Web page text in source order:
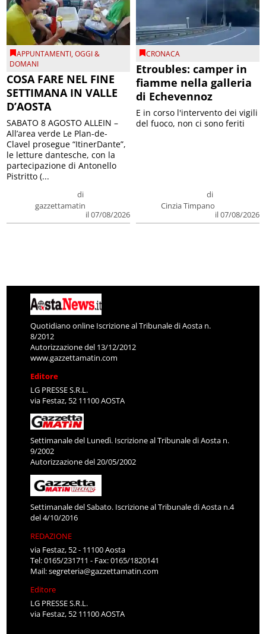
APPUNTAMENTI,OGGI &
DOMANI
COSA FARE NEL FINE
SETTIMANA IN VALLE
D’AOSTA
di
gazzettamatin
il 07/08/2026
SABATO 8 AGOSTO ALLEIN –
All’area verde Le Plan-de-
Clavel prosegue “ItinerDante”,
le letture dantesche, con la
partecipazione di Antonello
Pistritto (...
CRONACA
Etroubles: camper in
fiamme nella galleria
di Echevennoz
di
Cinzia Timpano
il 07/08/2026
E in corso l'intervento dei vigili
del fuoco, non ci sono feriti
Quotidiano online Iscrizione al Tribunale di Aosta n.
8/2012
Autorizzazione del 13/12/2012
www.gazzettamatin.com
Editore
LG PRESSE S.R.L.
via Festaz, 52 11100 AOSTA
Settimanale del Lunedì. Iscrizione al Tribunale di Aosta n.
9/2002
Autorizzazione del 20/05/2002
Settimanale del Sabato. Iscrizione al Tribunale di Aosta n.4
del 4/10/2016
REDAZIONE
via Festaz, 52 - 11100 Aosta
Tel: 0165/231711 - Fax: 0165/1820141
Mail:segreteria@gazzettamatin.com
Editore
LG PRESSE S.R.L.
via Festaz, 52 11100 AOSTA